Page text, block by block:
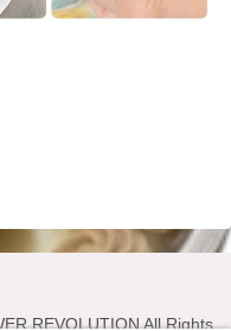
REVOLUTION All Rights